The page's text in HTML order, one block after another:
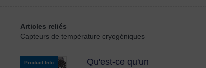
Articles reliés
Capteurs de température cryogéniques
Product Info Qu'est-ce qu'un